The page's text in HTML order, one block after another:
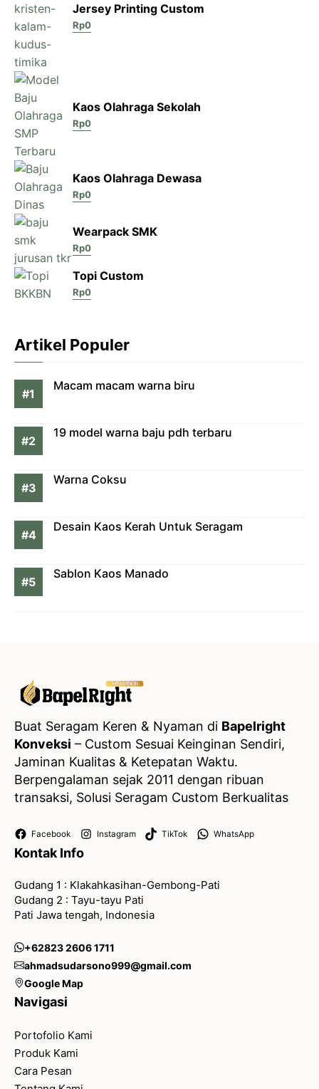
Jersey Printing Custom
Rp0
Kaos Olahraga Sekolah
Rp0
Kaos Olahraga Dewasa
Rp0
Wearpack SMK
Rp0
Topi Custom
Rp0
Artikel Populer
Macam macam warna biru
19 model warna baju pdh terbaru
Warna Coksu
Desain Kaos Kerah Untuk Seragam
Sablon Kaos Manado
Buat Seragam Keren & Nyaman di Bapelright
Konveksi – Custom Sesuai Keinginan Sendiri,
Jaminan Kualitas & Ketepatan Waktu.
Berpengalaman sejak 2011 dengan ribuan
transaksi, Solusi Seragam Custom Berkualitas
Facebook Instagram TikTok WhatsApp
Kontak Info
Gudang 1 : Klakahkasihan-Gembong-Pati
Gudang 2 : Tayu-tayu Pati
Pati Jawa tengah, Indonesia
+62823 2606 1711
ahmadsudarsono999@gmail.com
Google Map
Navigasi
Portofolio Kami
Produk Kami
Cara Pesan